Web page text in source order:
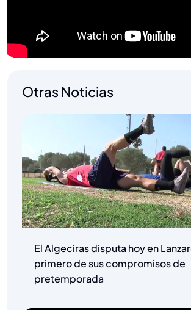
Otras Noticias
El Algeciras disputa hoy en
primero de sus compromisos de
pretemporada